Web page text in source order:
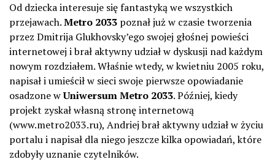
Od dziecka interesuje się fantastyką we wszystkich
przejawach.Metro 2033 poznał już w czasie tworzenia
przez Dmitrija Glukhovsky’ego swojej głośnej powieści
internetowej i brał aktywny udział w dyskusji nad każdym
nowym rozdziałem. Właśnie wtedy, w kwietniu 2005 roku,
napisał i umieścił w sieci swoje pierwsze opowiadanie
osadzone wUniwersum Metro 2033. Później, kiedy
projekt zyskał własną stronę internetową
(www.metro2033.ru), Andriej brał aktywny udział w życiu
portalu i napisał dla niego jeszcze kilka opowiadań, które
zdobyły uznanie czytelników.